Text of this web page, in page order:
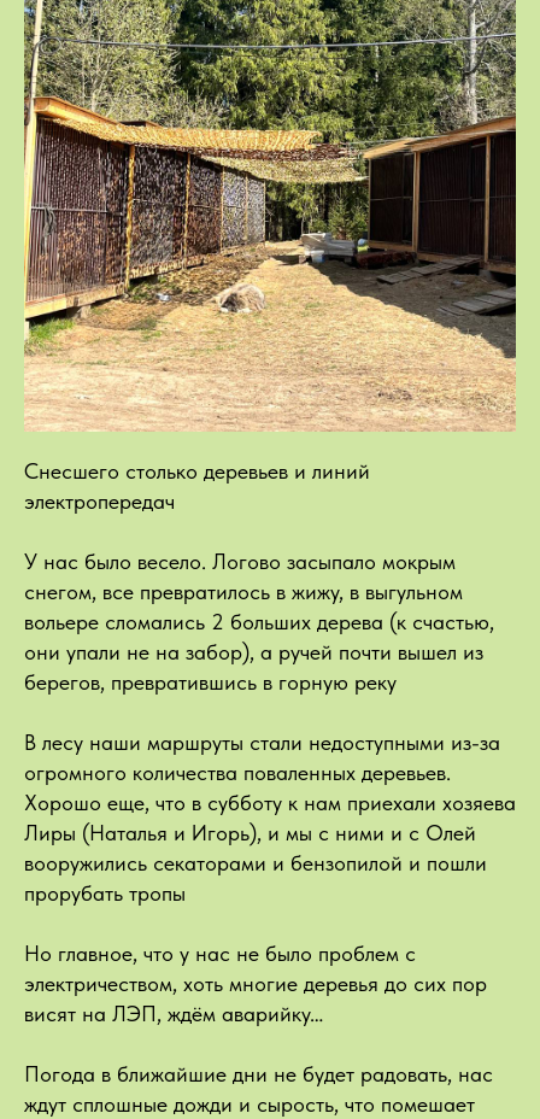
Снесшего столько деревьев и линий
электропередач
У нас было весело. Логово засыпало мокрым
снегом, все превратилось в жижу, в выгульном
вольере сломались 2 больших дерева (к счастью,
они упали не на забор), а ручей почти вышел из
берегов, превратившись в горную реку
В лесу наши маршруты стали недоступными из-за
огромного количества поваленных деревьев.
Хорошо еще, что в субботу к нам приехали хозяева
Лиры (Наталья и Игорь), и мы с ними и с Олей
вооружились секаторами и бензопилой и пошли
прорубать тропы
Но главное, что у нас не было проблем с
электричеством, хоть многие деревья до сих пор
висят на ЛЭП, ждём аварийку…
Погода в ближайшие дни не будет радовать, нас
ждут сплошные дожди и сырость, что помешает